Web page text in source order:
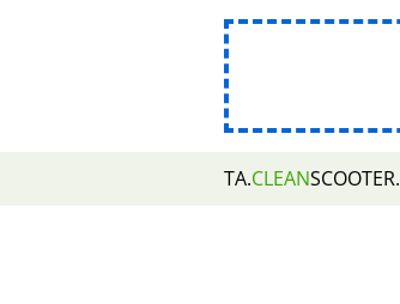
TA.CLEANSCOOTER.